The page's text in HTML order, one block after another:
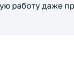
работу даже